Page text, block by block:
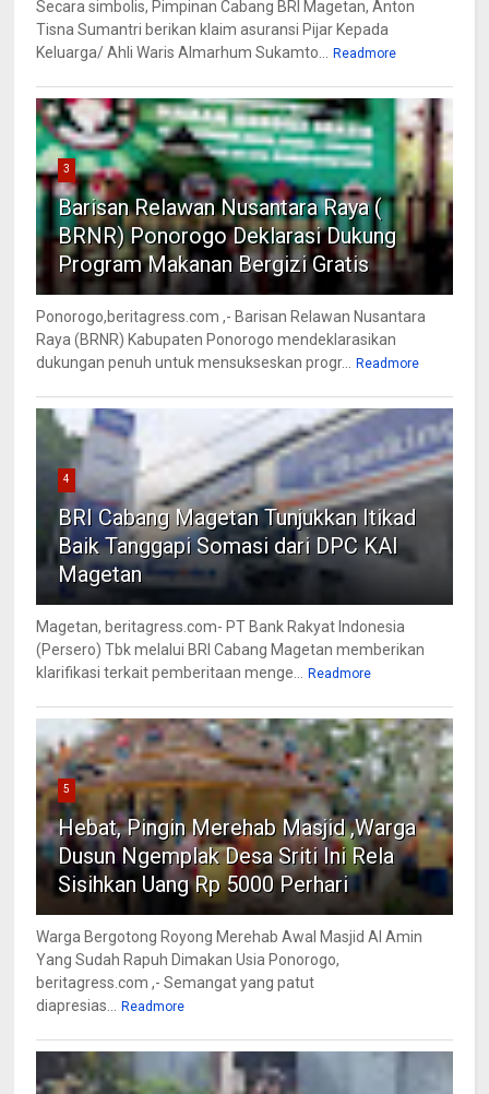
Secara simbolis, Pimpinan Cabang BRI Magetan, Anton
Tisna Sumantri berikan klaim asuransi Pijar Kepada
Keluarga/ Ahli Waris Almarhum Sukamto...
Readmore
3
Barisan Relawan Nusantara Raya (
BRNR) Ponorogo Deklarasi Dukung
Program Makanan Bergizi Gratis
Ponorogo,beritagress.com ,- Barisan Relawan Nusantara
Raya (BRNR) Kabupaten Ponorogo mendeklarasikan
dukungan penuh untuk mensukseskan progr...
Readmore
4
BRI Cabang Magetan Tunjukkan Itikad
Baik Tanggapi Somasi dari DPC KAI
Magetan
Magetan, beritagress.com- PT Bank Rakyat Indonesia
(Persero) Tbk melalui BRI Cabang Magetan memberikan
klarifikasi terkait pemberitaan menge...
Readmore
5
Hebat, Pingin Merehab Masjid ,Warga
Dusun Ngemplak Desa Sriti Ini Rela
Sisihkan Uang Rp 5000 Perhari
Warga Bergotong Royong Merehab Awal Masjid Al Amin
Yang Sudah Rapuh Dimakan Usia Ponorogo,
beritagress.com ,- Semangat yang patut
diapresias...
Readmore